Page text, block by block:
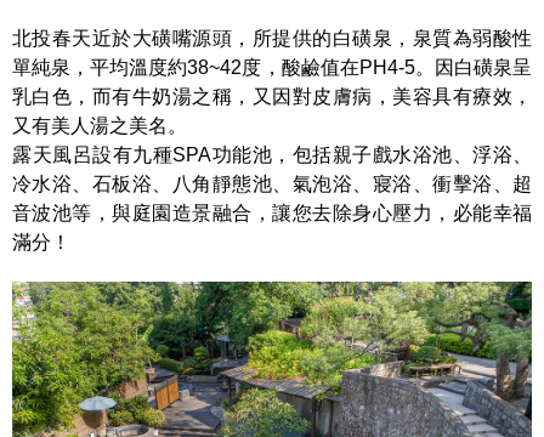
北投春天近於大磺嘴源頭，所提供的白磺泉，泉質為弱酸性
單純泉，平均溫度約38~42度，酸鹼值在PH4-5。因白磺泉呈
乳白色，而有牛奶湯之稱，又因對皮膚病，美容具有療效，
又有美人湯之美名。
露天風呂設有九種SPA功能池，包括親子戲水浴池、浮浴、
冷水浴、石板浴、八角靜態池、氣泡浴、寢浴、衝擊浴、超
音波池等，與庭園造景融合，讓您去除身心壓力，必能幸福
滿分！